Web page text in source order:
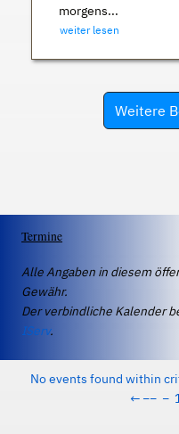
morgens...
weiter lesen
Weitere
Termine
Alle Angaben in diesem
Gewähr.
Der verbindliche Kalender
IServ.
No events found within
← −− −